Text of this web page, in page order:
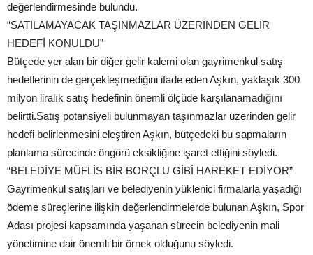
değerlendirmesinde bulundu.
“SATILAMAYACAK TAŞINMAZLAR ÜZERİNDEN GELİR
HEDEFİ KONULDU”
Bütçede yer alan bir diğer gelir kalemi olan gayrimenkul satış
hedeflerinin de gerçekleşmediğini ifade eden Aşkın, yaklaşık 300
milyon liralık satış hedefinin önemli ölçüde karşılanamadığını
belirtti.Satış potansiyeli bulunmayan taşınmazlar üzerinden gelir
hedefi belirlenmesini eleştiren Aşkın, bütçedeki bu sapmaların
planlama sürecinde öngörü eksikliğine işaret ettiğini söyledi.
“BELEDİYE MÜFLİS BİR BORÇLU GİBİ HAREKET EDİYOR”
Gayrimenkul satışları ve belediyenin yüklenici firmalarla yaşadığı
ödeme süreçlerine ilişkin değerlendirmelerde bulunan Aşkın, Spor
Adası projesi kapsamında yaşanan sürecin belediyenin mali
yönetimine dair önemli bir örnek olduğunu söyledi.